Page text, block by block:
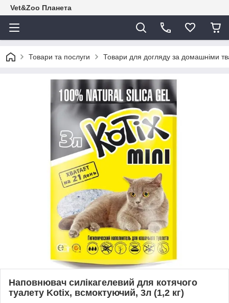
Vet&Zoo Планета
Товари та послуги Товари для догляду за домашніми
Наповнювач силікагелевий для котячого
туалету Kotix, всмоктуючий, 3л (1,2 кг)